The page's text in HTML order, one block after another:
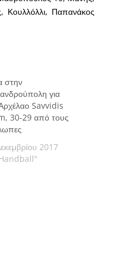
Κουλλόλλι, Παπανάκος
στην
για
Savvidis
30-29 από τους
2017